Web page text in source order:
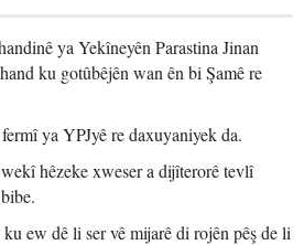
ya Yekîneyên Parastina Jinan
ku gotûbêjên wan ên bi Şamê re
ya YPJyê re daxuyaniyek da.
hêzeke xweser a dijîterorê tevlî
ew dê li ser vê mijarê di rojên pêş de li